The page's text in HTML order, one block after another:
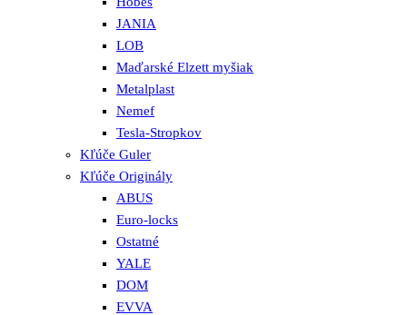
JANIA
LOB
Maďarské Elzett myšiak
Metalplast
Nemef
Tesla-Stropkov
Kľúče Guler
Kľúče Originály
ABUS
Euro-locks
Ostatné
YALE
DOM
EVVA